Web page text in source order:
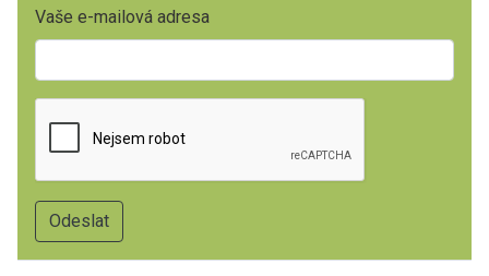
Vaše e-mailová adresa